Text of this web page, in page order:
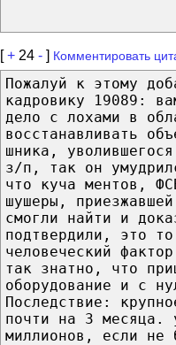
[+ 24 - ] Комментировать
Пожалуй к этому
кадровику 19089:
дело с лохами в
восстанавливать
шника,
з/п, так он
что куча ментов,
шушеры,
смогли найти и
подтвердили, это
человеческий
так знатно, что
оборудование и с
Последствие:
почти на 3 месяца.
миллионов, если не